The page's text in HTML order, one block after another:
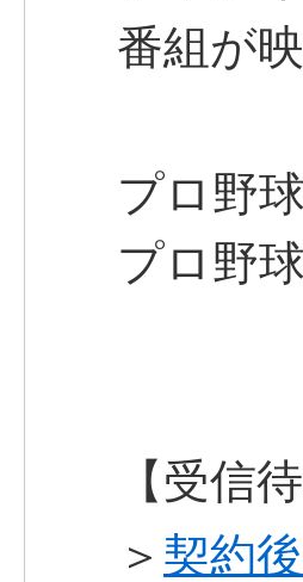
番組が
プロ野
プロ野
【受信
＞ 契約